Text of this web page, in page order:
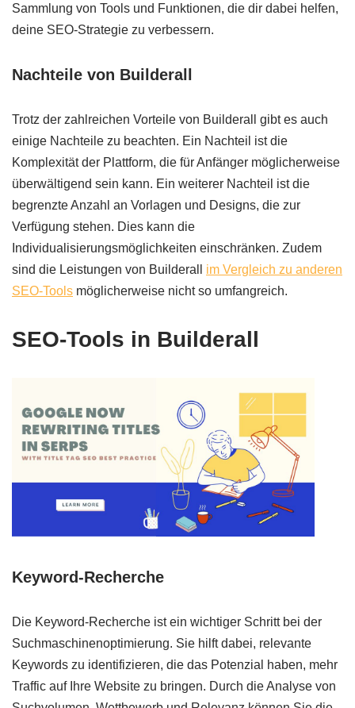
Sammlung von Tools und Funktionen, die dir dabei helfen,
deine SEO-Strategie zu verbessern.
Nachteile von Builderall
Trotz der zahlreichen Vorteile von Builderall gibt es auch
einige Nachteile zu beachten. Ein Nachteil ist die
Komplexität der Plattform, die für Anfänger möglicherweise
überwältigend sein kann. Ein weiterer Nachteil ist die
begrenzte Anzahl an Vorlagen und Designs, die zur
Verfügung stehen. Dies kann die
Individualisierungsmöglichkeiten einschränken. Zudem
sind die Leistungen von Builderall im Vergleich zu anderen
SEO-Tools möglicherweise nicht so umfangreich.
SEO-Tools in Builderall
Keyword-Recherche
Die Keyword-Recherche ist ein wichtiger Schritt bei der
Suchmaschinenoptimierung. Sie hilft dabei, relevante
Keywords zu identifizieren, die das Potenzial haben, mehr
Traffic auf Ihre Website zu bringen. Durch die Analyse von